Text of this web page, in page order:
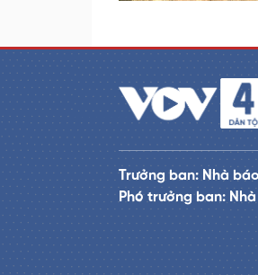
Trưởng ban: Nhà báo
Phó trưởng ban: